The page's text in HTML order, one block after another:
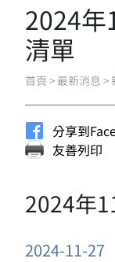
2024年
清單
首頁 > 最新消息 >
分享到
友善列印
2024年
2024-11-27